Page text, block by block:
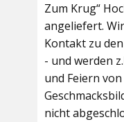
Zum Krug“
angeliefert.
Kontakt zu
- und werden
und Feiern
nicht